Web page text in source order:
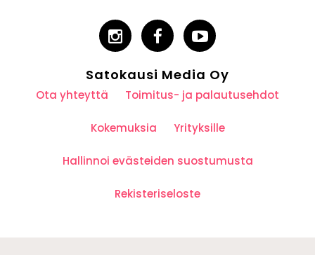
Satokausi Media Oy
Ota yhteyttä Toimitus- ja palautusehdot
Kokemuksia Yrityksille
Hallinnoi evästeiden suostumusta
Rekisteriseloste